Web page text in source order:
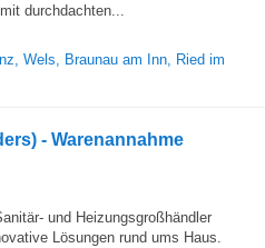
durchdachten...
Wels, Braunau am Inn, Ried im
- Warenannahme
und Heizungsgroßhändler
Lösungen rund ums Haus.